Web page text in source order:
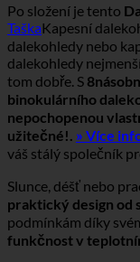
Po složení je tento
TaškaKapesní
dalekohledy nebo
dalekohledy
tom dobře. S
binokulárního
nepochopenou
užitečné!. » Více
váš stálý společník
Slunce, déšť nebo
praktický design od
podmínkám díky
funkčnost v